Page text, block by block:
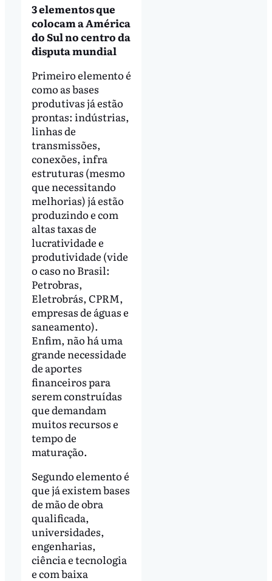
3 elementos que
colocam a América
do Sul no centro da
disputa mundial
Primeiro elemento é
como as bases
produtivas já estão
prontas: indústrias,
linhas de
transmissões,
conexões, infra
estruturas (mesmo
que necessitando
melhorias) já estão
produzindo e com
altas taxas de
lucratividade e
produtividade (vide
o caso no Brasil:
Petrobras,
Eletrobrás, CPRM,
empresas de águas e
saneamento).
Enfim, não há uma
grande necessidade
de aportes
financeiros para
serem construídas
que demandam
muitos recursos e
tempo de
maturação.
Segundo elemento é
que já existem bases
de mão de obra
qualificada,
universidades,
engenharias,
ciência e tecnologia
e com baixa